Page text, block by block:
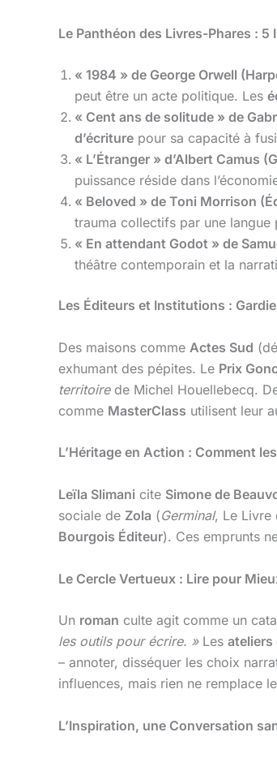
Le Panthéon des Livres-Phares : 5
« 1984 » de George Orwell
peut être un acte politique. Les
« Cent ans de solitude » de
d’écriture pour sa capacité à
« L’Étranger » d’Albert Camus
puissance réside dans
« Beloved » de Toni Morrison
trauma collectifs par une langue
« En attendant Godot » de
théâtre contemporain et la
Les Éditeurs et Institutions :
Des maisons comme Actes Sud
exhumant des pépites. Le Prix
territoirede Michel Houellebecq.
comme MasterClass utilisent leur
L’Héritage en Action : Comment
Leïla Slimani cite Simone de
sociale de Zola (Germinal, Le Livre
Bourgois Éditeur). Ces emprunts
Le Cercle Vertueux : Lire pour
Un roman culte agit comme un
les outils pour écrire. »Les ateliers
– annoter, disséquer les choix
influences, mais rien ne remplace
L’Inspiration, une Conversation